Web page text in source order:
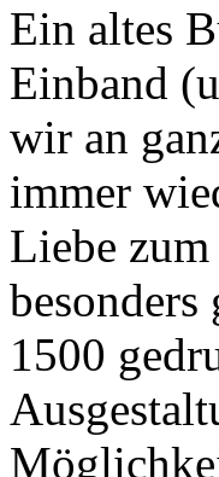
Ein altes
Einband
wir an
immer
Liebe
1500